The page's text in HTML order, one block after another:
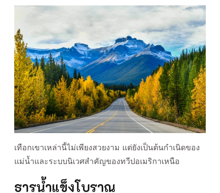
เทือกเขาเหล่านี้ไม่เพียงสวยงาม แต่ยังเป็นต้นกำเนิดของ
แม่น้ำและระบบนิเวศสำคัญของทวีปอเมริกาเหนือ
ธารน้ำแข็งโบราณ